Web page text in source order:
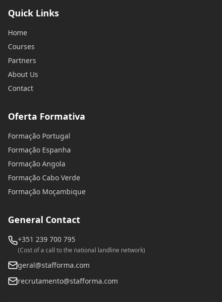
Quick Links
Home
Courses
Partners
About Us
Contact
Oferta Formativa
Formação Portugal
Formação Espanha
Formação Angola
Formação Cabo Verde
Formação Moçambique
General Contact
+351 239 700 795
(Cost of a call to the national landline network)
geral@stafforma.com
recrutamento@stafforma.com